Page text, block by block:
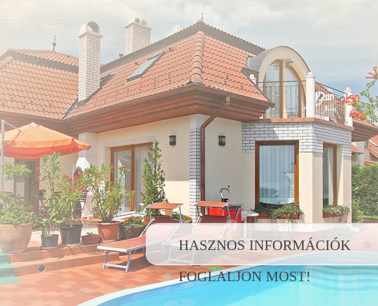
HASZNOS INFORMÁCIÓK
FOGLALJON MOST!